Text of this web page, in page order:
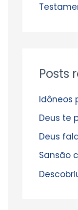
Posts
Idôneos
Deus te
Deus
Sansão